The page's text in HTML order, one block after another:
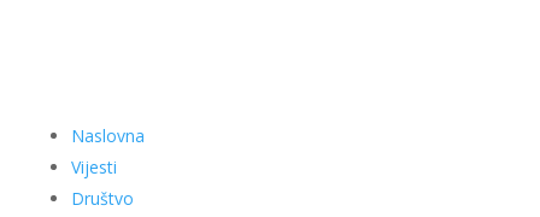
Naslovna
Vijesti
Društvo